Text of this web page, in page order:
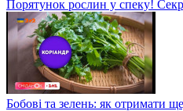
Порятунок рослин у спеку!
Бобові та зелень: як отримати